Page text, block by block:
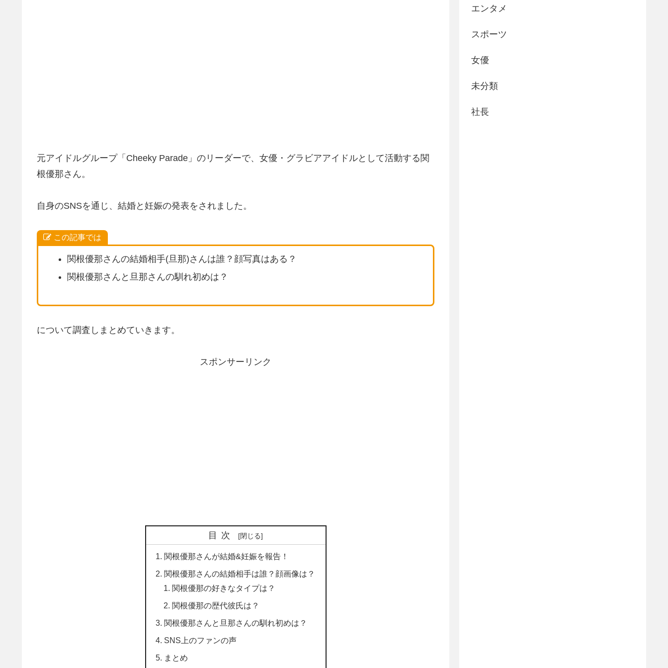
元アイドルグループ「Cheeky Parade」のリーダーで、女優・グラビアアイドルとして活動する関
根優那さん。
自身のSNSを通じ、結婚と妊娠の発表をされました。
この記事では
関根優那さんの結婚相手(旦那)さんは誰？顔写真はある？
関根優那さんと旦那さんの馴れ初めは？
について調査しまとめていきます。
スポンサーリンク
目次
関根優那さんが結婚&妊娠を報告！
関根優那さんの結婚相手は誰？顔画像は？
関根優那の好きなタイプは？
関根優那の歴代彼氏は？
関根優那さんと旦那さんの馴れ初めは？
SNS上のファンの声
まとめ
エンタメ
スポーツ
女優
未分類
社長